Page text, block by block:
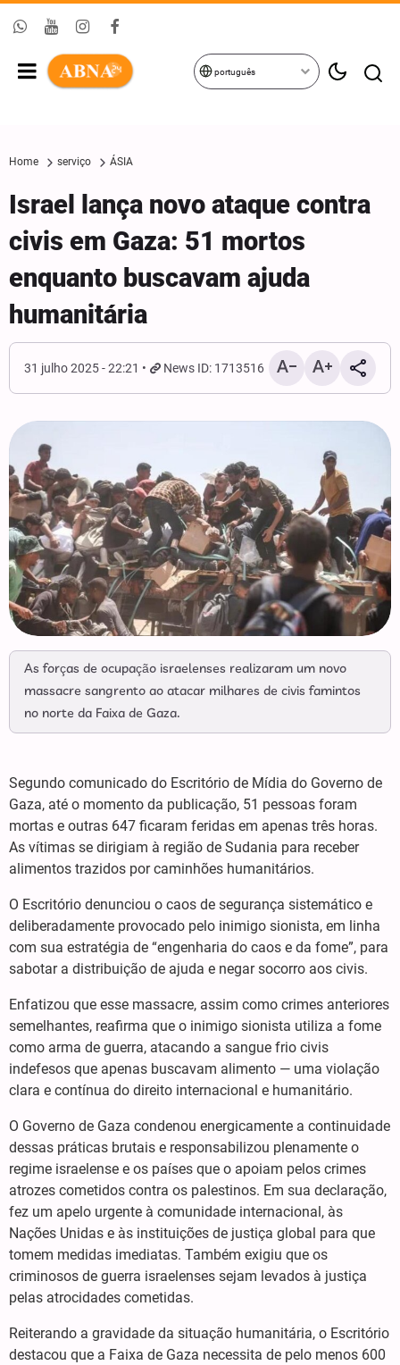
português
Home serviço ÁSIA
Israel lança novo ataque contra
civis em Gaza: 51 mortos
enquanto buscavam ajuda
humanitária
31 julho 2025 - 22:21 News ID: 1713516
As forças de ocupação israelenses realizaram um novo
massacre sangrento ao atacar milhares de civis famintos
no norte da Faixa de Gaza.
Segundo comunicado do Escritório de Mídia do Governo de
Gaza, até o momento da publicação, 51 pessoas foram
mortas e outras 647 ficaram feridas em apenas três horas.
As vítimas se dirigiam à região de Sudania para receber
alimentos trazidos por caminhões humanitários.
O Escritório denunciou o caos de segurança sistemático e
deliberadamente provocado pelo inimigo sionista, em linha
com sua estratégia de “engenharia do caos e da fome”, para
sabotar a distribuição de ajuda e negar socorro aos civis.
Enfatizou que esse massacre, assim como crimes anteriores
semelhantes, reafirma que o inimigo sionista utiliza a fome
como arma de guerra, atacando a sangue frio civis
indefesos que apenas buscavam alimento — uma violação
clara e contínua do direito internacional e humanitário.
O Governo de Gaza condenou energicamente a continuidade
dessas práticas brutais e responsabilizou plenamente o
regime israelense e os países que o apoiam pelos crimes
atrozes cometidos contra os palestinos. Em sua declaração,
fez um apelo urgente à comunidade internacional, às
Nações Unidas e às instituições de justiça global para que
tomem medidas imediatas. Também exigiu que os
criminosos de guerra israelenses sejam levados à justiça
pelas atrocidades cometidas.
Reiterando a gravidade da situação humanitária, o Escritório
destacou que a Faixa de Gaza necessita de pelo menos 600